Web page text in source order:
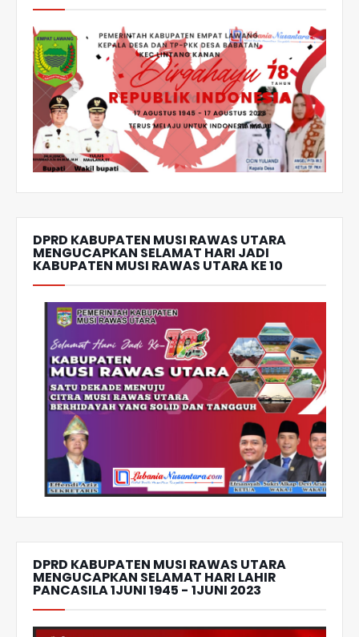
DPRD KABUPATEN MUSI RAWAS UTARA
MENGUCAPKAN SELAMAT HARI JADI
KABUPATEN MUSI RAWAS UTARA KE 10
DPRD KABUPATEN MUSI RAWAS UTARA
MENGUCAPKAN SELAMAT HARI LAHIR
PANCASILA 1JUNI 1945 - 1JUNI 2023